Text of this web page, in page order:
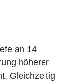
an 14
höherer
Gleichzeitig